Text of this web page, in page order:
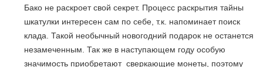
Бако не раскроет свой секрет. Процесс раскрытия тайны
шкатулки интересен сам по себе, т.к. напоминает поиск
клада. Такой необычный новогодний подарок не останется
незамеченным. Так же в наступающем году особую
значимость приобретают сверкающие монеты, поэтому